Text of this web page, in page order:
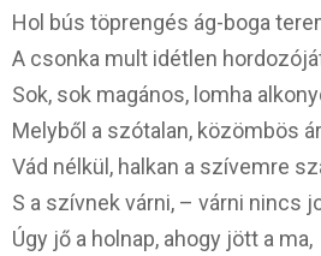
Hol bús töprengés ág-boga
A csonka mult idétlen
Sok, sok magános, lomha
Melyből a szótalan, közömbös
Vád nélkül, halkan a szívemre
S a szívnek várni, – várni nincs
Úgy jő a holnap, ahogy jött a ma,